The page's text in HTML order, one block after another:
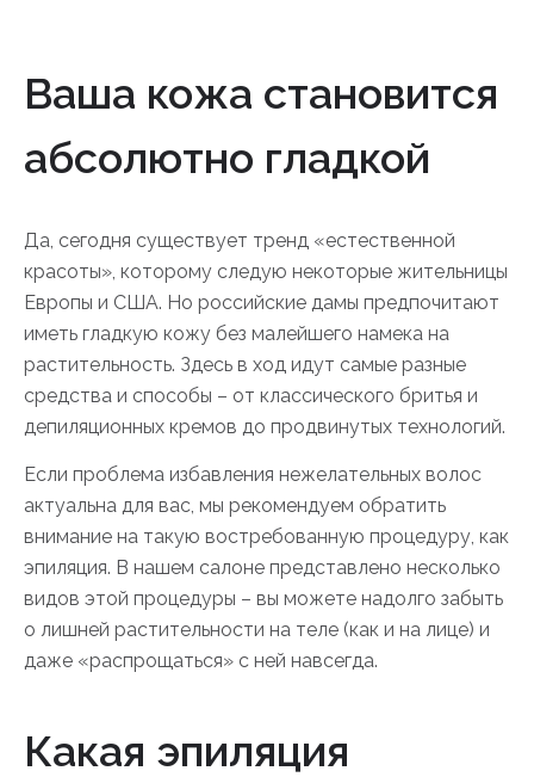
Ваша кожа становится
абсолютно гладкой
Да, сегодня существует тренд «естественной
красоты», которому следую некоторые жительницы
Европы и США. Но российские дамы предпочитают
иметь гладкую кожу без малейшего намека на
растительность. Здесь в ход идут самые разные
средства и способы – от классического бритья и
депиляционных кремов до продвинутых технологий.
Если проблема избавления нежелательных волос
актуальна для вас, мы рекомендуем обратить
внимание на такую востребованную процедуру, как
эпиляция. В нашем салоне представлено несколько
видов этой процедуры – вы можете надолго забыть
о лишней растительности на теле (как и на лице) и
даже «распрощаться» с ней навсегда.
Какая эпиляция